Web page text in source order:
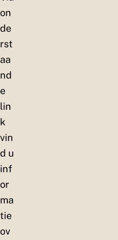
on
de
rst
aa
nd
e
lin
k
vin
d u
inf
or
ma
tie
ov